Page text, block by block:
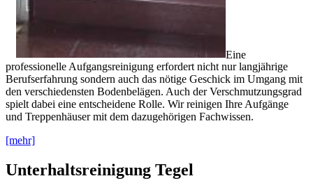
Eine
professionelle Aufgangsreinigung erfordert nicht nur langjährige
Berufserfahrung sondern auch das nötige Geschick im Umgang mit
den verschiedensten Bodenbelägen. Auch der Verschmutzungsgrad
spielt dabei eine entscheidene Rolle. Wir reinigen Ihre Aufgänge
und Treppenhäuser mit dem dazugehörigen Fachwissen.
[mehr]
Unterhaltsreinigung Tegel